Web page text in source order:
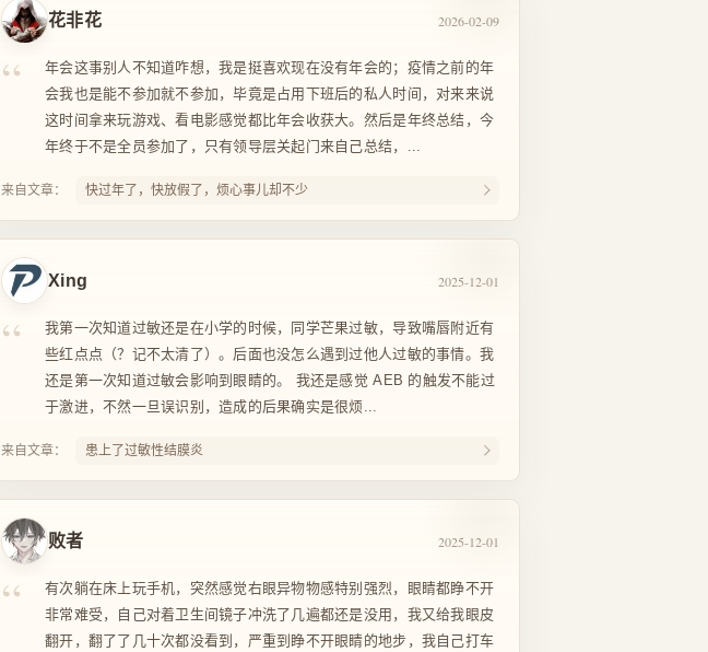
花非花 2026-02-09
“
年会这事别人不知道咋想，我是挺喜欢现在没有年会的；疫情之前的年
会我也是能不参加就不参加，毕竟是占用下班后的私人时间，对来来说
这时间拿来玩游戏、看电影感觉都比年会收获大。然后是年终总结，今
年终于不是全员参加了，只有领导层关起门来自己总结，...
来自文章： 快过年了，快放假了，烦心事儿却不少
Xing 2025-12-01
“
我第一次知道过敏还是在小学的时候，同学芒果过敏，导致嘴唇附近有
些红点点（？记不太清了）。后面也没怎么遇到过他人过敏的事情。我
还是第一次知道过敏会影响到眼睛的。 我还是感觉 AEB 的触发不能过
于激进，不然一旦误识别，造成的后果确实是很烦...
来自文章： 患上了过敏性结膜炎
败者 2025-12-01
“
有次躺在床上玩手机，突然感觉右眼异物物感特别强烈，眼睛都睁不开
非常难受，自己对着卫生间镜子冲洗了几遍都还是没用，我又给我眼皮
翻开，翻了了几十次都没看到，严重到睁不开眼睛的地步，我自己打车